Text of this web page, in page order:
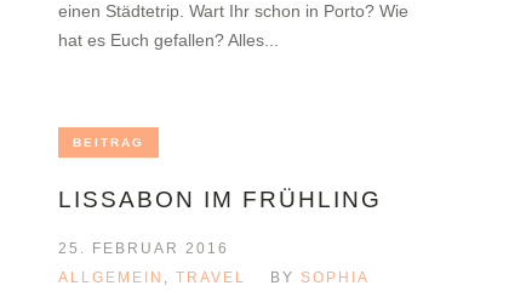
einen Städtetrip. Wart Ihr schon in Porto? Wie
hat es Euch gefallen? Alles...
BEITRAG
LISSABON IM FRÜHLING
25. FEBRUAR 2016
ALLGEMEIN , TRAVEL BY SOPHIA